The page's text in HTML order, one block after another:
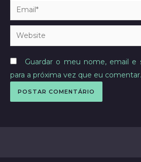
Email*
Website
Guardar o meu nome, email e
para a próxima vez que eu comentar.